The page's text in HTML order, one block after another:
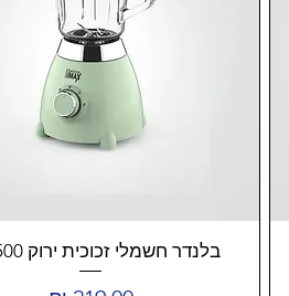
בלנדר חשמלי זכוכית ירוק 500 ואט